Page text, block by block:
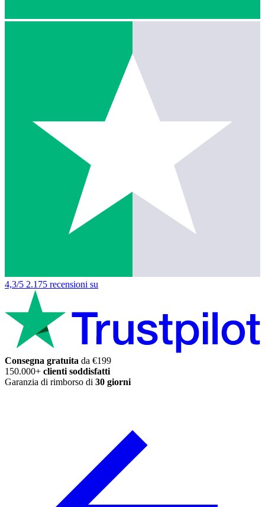
4,3/5 2.175 recensioni su
Consegna gratuita da €199
150.000+ clienti soddisfatti
Garanzia di rimborso di 30 giorni